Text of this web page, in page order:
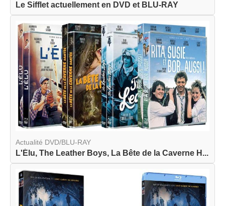
Le Sifflet actuellement en DVD et BLU-RAY
Actualité DVD/BLU-RAY
L'Élu, The Leather Boys, La Bête de la Caverne H...